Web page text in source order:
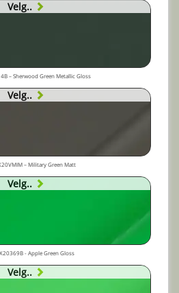
Velg..
– Sherwood Green Metallic Gloss
Velg..
– Military Green Matt
Velg..
- Apple Green Gloss
Velg..